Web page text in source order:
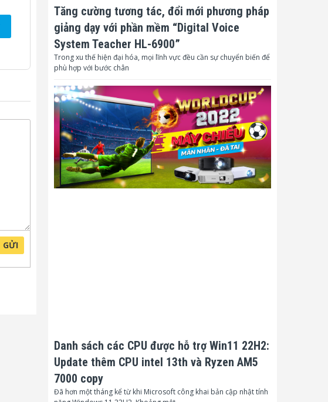
GỬI
Tăng cường tương tác, đổi mới phương pháp
giảng dạy với phần mềm “Digital Voice
System Teacher HL-6900”
Trong xu thế hiện đại hóa, mọi lĩnh vực đều cần sự chuyển biến để
phù hợp với bước chân
Danh sách các CPU được hỗ trợ Win11 22H2:
Update thêm CPU intel 13th và Ryzen AM5
7000 copy
Đã hơn một tháng kể từ khi Microsoft công khai bản cập nhật tính